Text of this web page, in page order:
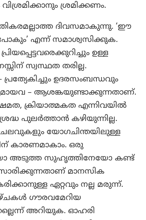
ശ്രമിക്കണം.
ദിവസമാകുന്നു. ‘ഈ
എന്ന് സമാശ്വസിക്കുക.
ഉള്ള
സ്വസ്ഥത തരില്ല.
ഉദരസംബന്ധവും
– ആശങ്കയുണ്ടാക്കുന്നതാണ്.
ക്രിയാത്മകത എന്നിവയില്‍
പുലര്‍ത്താന്‍ കഴിയുന്നില്ല.
യോഗചിന്തയിലുള്ള
കാരണമാകാം. ഒരു
അടുത്ത സുഹൃത്തിനേയോ കണ്ട്
മാനസിക
ഏറ്റവും നല്ല മരുന്ന്.
ഗൗരവമേറിയ
അറിയുക. ഓഹരി